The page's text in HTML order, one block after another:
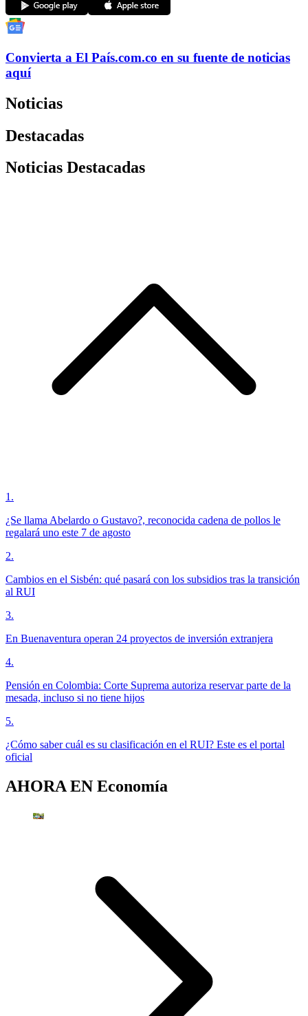
Convierta a El País.com.co en su fuente de noticias
aquí
Noticias
Destacadas
Noticias Destacadas
1 .
¿Se llama Abelardo o Gustavo?, reconocida cadena de pollos le
regalará uno este 7 de agosto
2.
Cambios en el Sisbén: qué pasará con los subsidios tras la transición
al RUI
3.
En Buenaventura operan 24 proyectos de inversión extranjera
4.
Pensión en Colombia: Corte Suprema autoriza reservar parte de la
mesada, incluso si no tiene hijos
5.
¿Cómo saber cuál es su clasificación en el RUI? Este es el portal
oficial
AHORA EN Economía